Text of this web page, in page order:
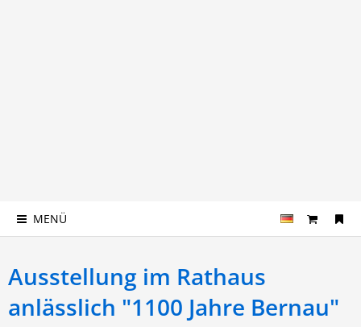
MENÜ
Ausstellung im Rathaus
anlässlich "1100 Jahre Bernau"